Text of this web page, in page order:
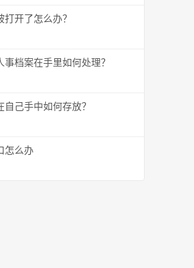
开了怎么办？
档案在手里如何处理？
己手中如何存放？
怎么办